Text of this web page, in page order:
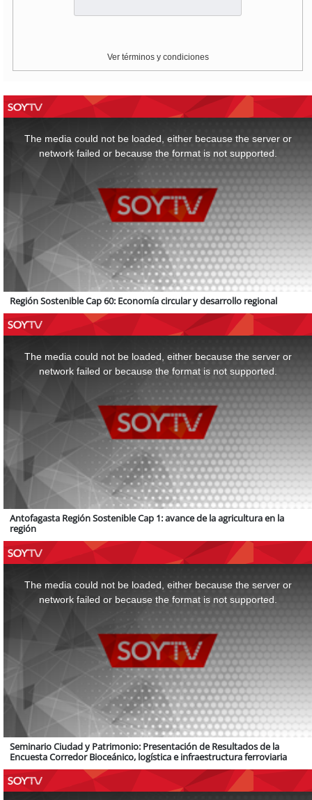
Ver términos y condiciones
The media could not be loaded, either because the server or
network failed or because the format is not supported.
Región Sostenible Cap 60: Economía circular y desarrollo regional
The media could not be loaded, either because the server or
network failed or because the format is not supported.
Antofagasta Región Sostenible Cap 1: avance de la agricultura en la
región
The media could not be loaded, either because the server or
network failed or because the format is not supported.
Seminario Ciudad y Patrimonio: Presentación de Resultados de la
Encuesta Corredor Bioceánico, logística e infraestructura ferroviaria